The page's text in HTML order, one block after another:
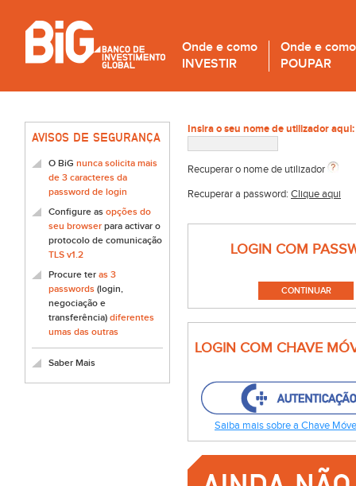
Onde e como
INVESTIR
Onde e como
POUPAR
AVISOS DE SEGURANÇA
O BiG nunca solicita mais
de 3 caracteres da
password de login
Configure as opções do
seu browser para activar o
protocolo de comunicação
TLS v1.2
Procure ter as 3
passwords (login,
negociação e
transferência) diferentes
umas das outras
Saber Mais
Insira o seu nome de utilizador aqui:
Recuperar o nome de utilizador
Recuperar a password: Clique aqui
LOGIN COM
LOGIN COM CHAVE
Saiba mais sobre a Chave